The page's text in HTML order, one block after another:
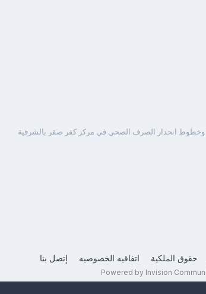
وخطوط انحدار الصرف الصحي في مركز كفر صقر بالشرقية
حقوق الملكية اتفاقيه الخصوصيه إتصل بنا
Powered by Invision